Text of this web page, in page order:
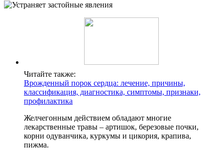
Читайте также:
Врожденный порок сердца: лечение, причины,
классификация, диагностика, симптомы, признаки,
профилактика
Желчегонным действием обладают многие
лекарственные травы – артишок, березовые почки,
корни одуванчика, куркумы и цикория, крапива,
пижма.